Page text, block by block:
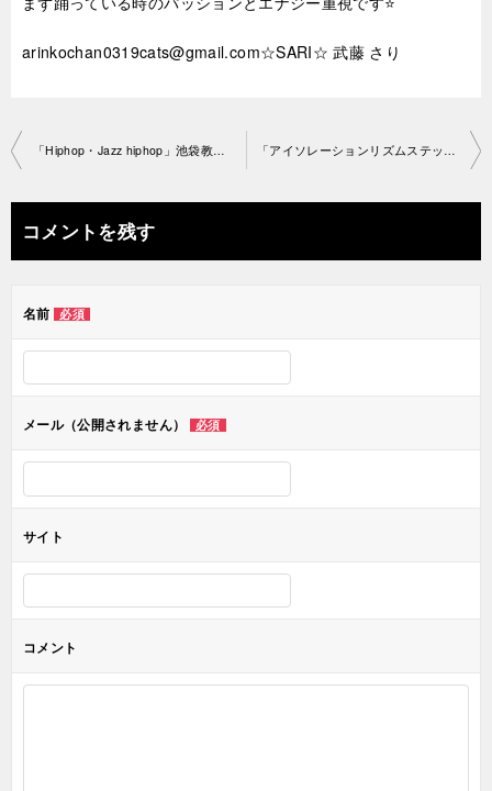
arinkochan0319cats@gmail.com☆SARI☆ 武藤 さり
投
ナ
ビ
ー
ン
コメントを残す
名前 必須
メール（公開されません） 必須
サイト
コメント